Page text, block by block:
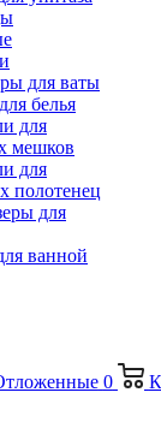
для ваты
белья
для
мешков
для
полотенец
для
ванной
0